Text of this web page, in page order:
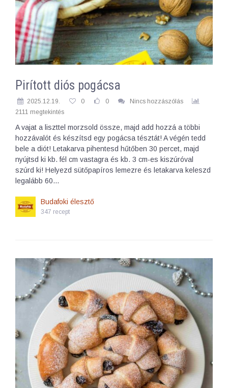
Pirított diós pogácsa
2025.12.19. 0 0
Nincs hozzászólás
2111 megtekintés
A vajat a liszttel morzsold össze, majd add hozzá a többi
hozzávalót és készítsd egy pogácsa tésztát! A végén tedd
bele a diót! Letakarva pihentesd hűtőben 30 percet, majd
nyújtsd ki kb. fél cm vastagra és kb. 3 cm-es kiszúróval
szúrd ki! Helyezd sütőpapíros lemezre és letakarva keleszd
legalább 60…
Budafoki élesztő
347 recept